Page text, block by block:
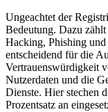
Ungeachtet der
Bedeutung. Dazu
Hacking, Phishing
entscheidend für die
Vertrauenswürdigkeit
Nutzerdaten und die
Dienste. Hier stechen
Prozentsatz an